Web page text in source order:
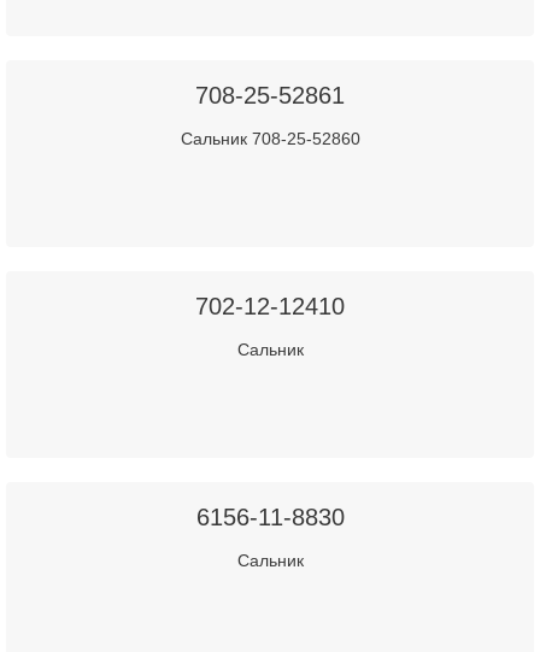
708-25-52861
Сальник 708-25-52860
702-12-12410
Сальник
6156-11-8830
Сальник